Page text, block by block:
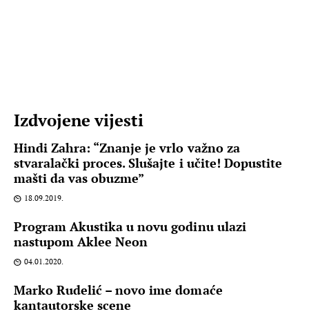
Izdvojene vijesti
Hindi Zahra: “Znanje je vrlo važno za
stvaralački proces. Slušajte i učite! Dopustite
mašti da vas obuzme”
18.09.2019.
Program Akustika u novu godinu ulazi
nastupom Aklee Neon
04.01.2020.
Marko Rudelić – novo ime domaće
kantautorske scene